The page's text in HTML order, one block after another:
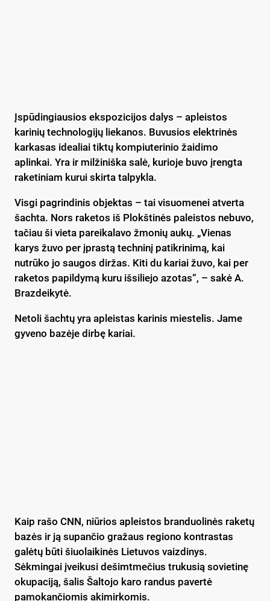
Įspūdingiausios ekspozicijos dalys – apleistos
karinių technologijų liekanos. Buvusios elektrinės
karkasas idealiai tiktų kompiuterinio žaidimo
aplinkai. Yra ir milžiniška salė, kurioje buvo įrengta
raketiniam kurui skirta talpykla.
Visgi pagrindinis objektas – tai visuomenei atverta
šachta. Nors raketos iš Plokštinės paleistos nebuvo,
tačiau ši vieta pareikalavo žmonių aukų. „Vienas
karys žuvo per įprastą techninį patikrinimą, kai
nutrūko jo saugos diržas. Kiti du kariai žuvo, kai per
raketos papildymą kuru išsiliejo azotas“, – sakė A.
Brazdeikytė.
Netoli šachtų yra apleistas karinis miestelis. Jame
gyveno bazėje dirbę kariai.
Kaip rašo CNN, niūrios apleistos branduolinės raketų
bazės ir ją supančio gražaus regiono kontrastas
galėtų būti šiuolaikinės Lietuvos vaizdinys.
Sėkmingai įveikusi dešimtmečius trukusią sovietinę
okupaciją, šalis Šaltojo karo randus pavertė
pamokančiomis akimirkomis.